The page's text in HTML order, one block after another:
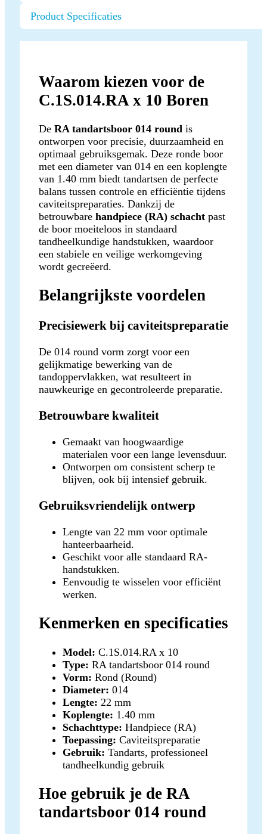
Product Specificaties
Waarom kiezen voor de
C.1S.014.RA x 10 Boren
De RA tandartsboor 014 round is
ontworpen voor precisie, duurzaamheid en
optimaal gebruiksgemak. Deze ronde boor
met een diameter van 014 en een koplengte
van 1.40 mm biedt tandartsen de perfecte
balans tussen controle en efficiëntie tijdens
caviteitspreparaties. Dankzij de
betrouwbare handpiece (RA) schacht past
de boor moeiteloos in standaard
tandheelkundige handstukken, waardoor
een stabiele en veilige werkomgeving
wordt gecreëerd.
Belangrijkste voordelen
Precisiewerk bij caviteitspreparatie
De 014 round vorm zorgt voor een
gelijkmatige bewerking van de
tandoppervlakken, wat resulteert in
nauwkeurige en gecontroleerde preparatie.
Betrouwbare kwaliteit
Gemaakt van hoogwaardige
materialen voor een lange levensduur.
Ontworpen om consistent scherp te
blijven, ook bij intensief gebruik.
Gebruiksvriendelijk ontwerp
Lengte van 22 mm voor optimale
hanteerbaarheid.
Geschikt voor alle standaard RA-
handstukken.
Eenvoudig te wisselen voor efficiënt
werken.
Kenmerken en specificaties
Model: C.1S.014.RA x 10
Type: RA tandartsboor 014 round
Vorm: Rond (Round)
Diameter: 014
Lengte: 22 mm
Koplengte: 1.40 mm
Schachttype: Handpiece (RA)
Toepassing: Caviteitspreparatie
Gebruik: Tandarts, professioneel
tandheelkundig gebruik
Hoe gebruik je de RA
tandartsboor 014 round